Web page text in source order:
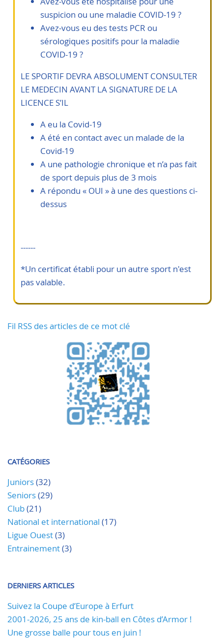
suspicion ou une maladie COVID-19 ?
Avez-vous eu des tests PCR ou
sérologiques positifs pour la maladie
COVID-19 ?
LE SPORTIF DEVRA ABSOLUMENT CONSULTER
LE MEDECIN AVANT LA SIGNATURE DE LA
LICENCE S’IL
A eu la Covid-19
A été en contact avec un malade de la
Covid-19
A une pathologie chronique et n’a pas fait
de sport depuis plus de 3 mois
A répondu « OUI » à une des questions ci-
dessus
------
*Un certificat établi pour un autre sport n'est
pas valable.
Fil RSS des articles de ce mot clé
CATÉGORIES
Juniors(32)
Seniors(29)
Club(21)
National et international (17)
Ligue Ouest(3)
Entrainement(3)
DERNIERS ARTICLES
Suivez la Coupe d’Europe à Erfurt
2001-2026, 25 ans de kin-ball en Côtes d’Armor !
Une grosse balle pour tous en juin !